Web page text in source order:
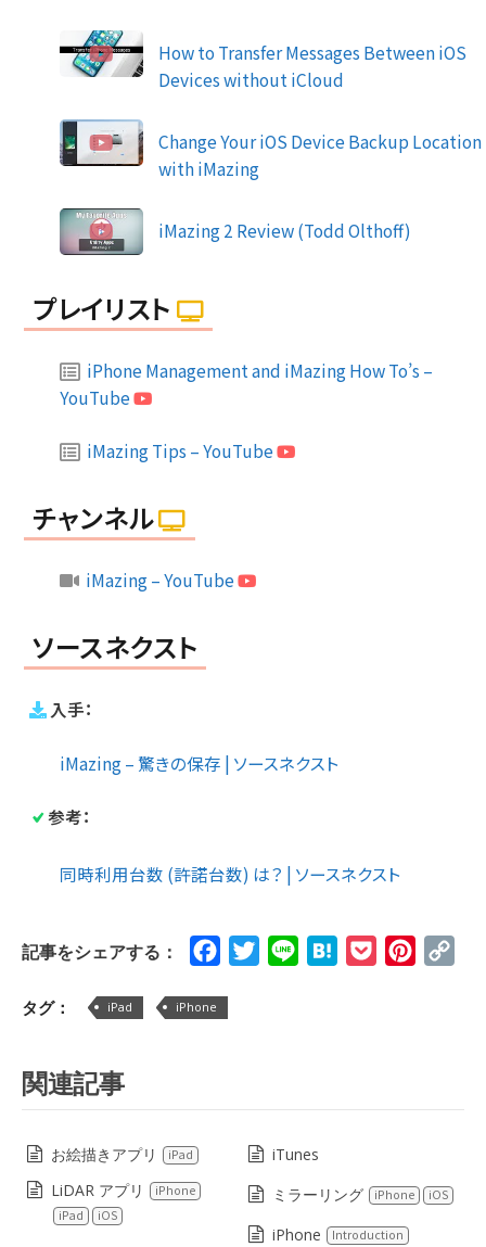
How to Transfer Messages Between iOS
Devices without iCloud
Change Your iOS Device Backup Location
with iMazing
iMazing 2 Review (Todd Olthoff)
プレイリスト
iPhone Management and iMazing How To’s –
YouTube
iMazing Tips – YouTube
チャンネル
iMazing – YouTube
ソースネクスト
入手：
iMazing – 驚きの保存 | ソースネクスト
参考：
同時利用台数 (許諾台数) は？ | ソースネクスト
記事をシェアする： FacebookTwitterLine HatenaPocket
タグ： iPad iPhone
関連記事
お絵描きアプリ iPad
iTunes
LiDAR アプリ
iPhone
iPad
iOS
ミラーリング iPhone iOS
iPhone Introduction